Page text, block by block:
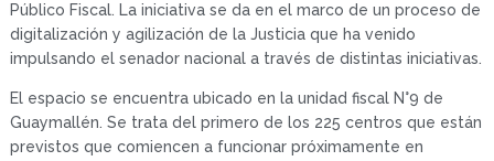
Público Fiscal. La iniciativa se da en el marco de un proceso de
digitalización y agilización de la Justicia que ha venido
impulsando el senador nacional a través de distintas iniciativas.
El espacio se encuentra ubicado en la unidad fiscal N°9 de
Guaymallén. Se trata del primero de los 225 centros que están
previstos que comiencen a funcionar próximamente en